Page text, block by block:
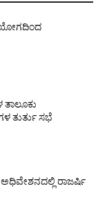
ಯೋಗದಿಂದ
ತಾಲೂಕು
ತುರ್ತು ಸಭೆ
ರಾಜರ್ಷಿ